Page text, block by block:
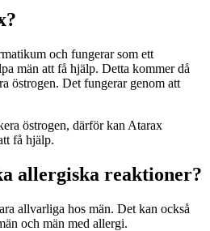
och fungerar som ett
män att få hjälp. Detta kommer då
östrogen. Det fungerar genom att
östrogen, därför kan Atarax
få hjälp.
allergiska reaktioner?
allvarliga hos män. Det kan också
och män med allergi.